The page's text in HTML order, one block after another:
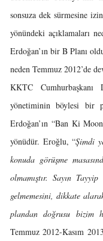
sonsuza dek sürmesine
yönündeki açıklamaları
Erdoğan’ın bir B Planı
neden Temmuz 2012’de
KKTC
yönetiminin böylesi bir
Erdoğan’ın “Ban Ki
yönüdür. Eroğlu, “Şimdi
konuda görüşme
olmamıştır. Sayın
gelmemesini, dikkate
plandan doğrusu bizim
Temmuz 2012-Kasım